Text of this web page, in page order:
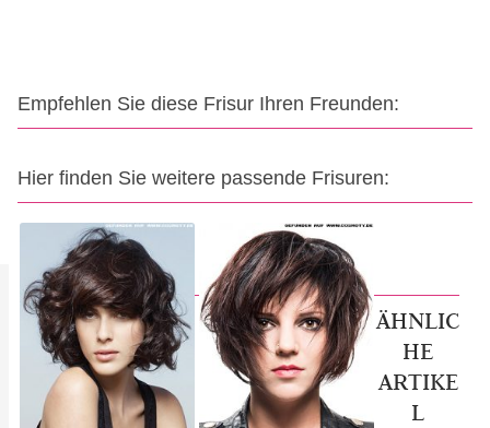
Empfehlen Sie diese Frisur Ihren Freunden:
Hier finden Sie weitere passende Frisuren:
ÄHNLIC
HE
ARTIKE
L